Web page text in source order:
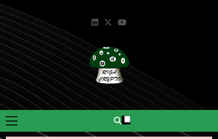
Skip
to
content
Riga Crypto
Știri Și Informații Despre
Criptomonede.